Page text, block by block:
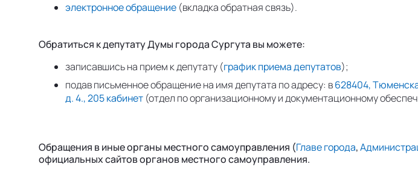
электронное обращение (вкладка обратная связь).
Обратиться к депутату Думы города Сургута вы можете:
записавшись на прием к депутату (график приема депутатов);
подав письменное обращение на имя депутата по адресу: в628404,
д. 4., 205 кабинет (отдел по организационному и документационному
Обращения в иные органы местного самоуправления (Главе города,
официальных сайтов органов местного самоуправления.